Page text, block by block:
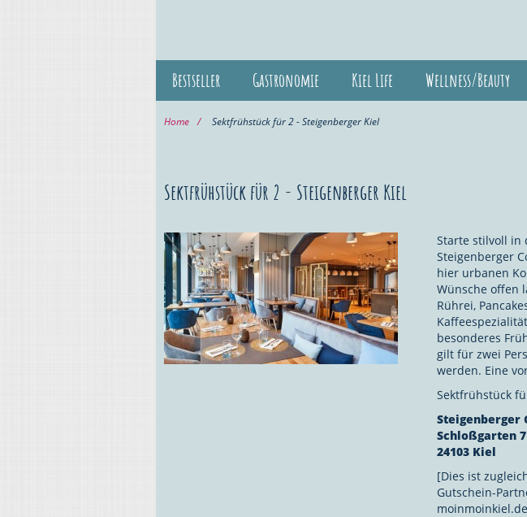
Bestseller Gastronomie Kiel Life Wellness/Beauty
Home Sektfrühstück für 2 - Steigenberger Kiel
Sektfrühstück für 2 - Steigenberger Kiel
Starte stilvoll in
Steigenberger
hier urbanen
Wünsche offen
Rührei,
besonderes
gilt für zwei
werden. Eine
Sektfrühstück
Steigenberger
Schloßgarten 7
24103 Kiel
[Dies ist
Gutschein-